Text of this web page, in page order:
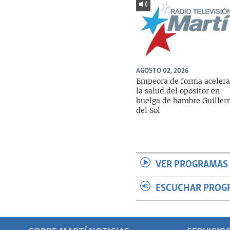
AGOSTO 02, 2026
Empeora de forma
la salud del opositor en
huelga de hambre
del Sol
VER
ESCUCHAR